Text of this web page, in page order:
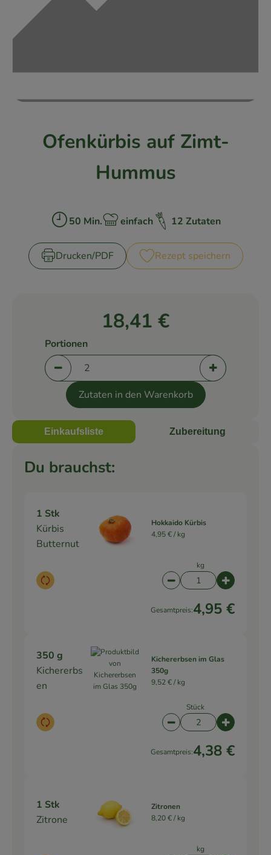
Kühlschrank
Brotkorb
Über uns
Aktuelles
Blog
Ofenkürbis auf Zimt-
Hummus
Zubreitungszeit:
50 Min.Schwierigkeit:
einfach 12 Zutaten
Drucken​/​PDF Rezept speichern
18,41 €
Portionen verringern (aktuell 2 Portionen
Portionen
Portionen
Zutaten in den Warenkorb
Einkaufsliste Zubereitung
Du brauchst:
1 Stk
Kürbis
Butternut
Auswahl ändern
Hokkaido Kürbis
4,95 € /kg
kg
Artikelanzahl
Gesamtpreis:4,95 €
350 g
Kichererbs
en
Auswahl ändern
Kichererbsen im Glas
350g
9,52 € /kg
Stück
Artikelanzahl
Gesamtpreis:4,38 €
1 Stk
Zitrone
Zitronen
8,20 € /kg
kg